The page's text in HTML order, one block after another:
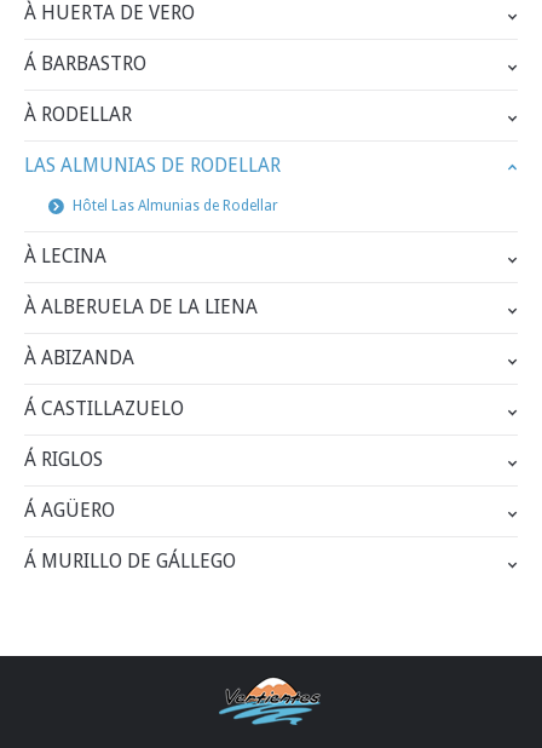
À HUERTA DE VERO
Á BARBASTRO
À RODELLAR
LAS ALMUNIAS DE RODELLAR
Hôtel Las Almunias de Rodellar
À LECINA
À ALBERUELA DE LA LIENA
À ABIZANDA
Á CASTILLAZUELO
Á RIGLOS
Á AGÜERO
Á MURILLO DE GÁLLEGO